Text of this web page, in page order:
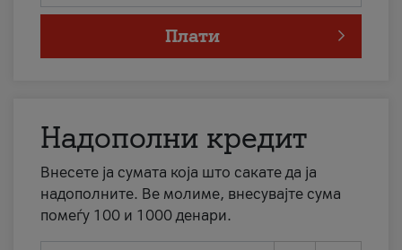
Плати
Надополни кредит
Внесете ја сумата која што сакате да ја
надополните. Ве молиме, внесувајте сума
помеѓу 100 и 1000 денари.